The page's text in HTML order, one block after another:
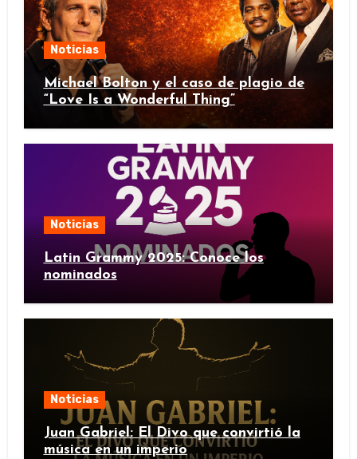
Noticias
Michael Bolton y el caso de plagio de
“Love Is a Wonderful Thing”
Noticias
Latin Grammy 2025: Conoce los
nominados
Noticias
Juan Gabriel: El Divo que convirtió la
música en un imperio